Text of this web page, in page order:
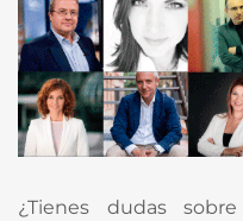
¿Tienes dudas